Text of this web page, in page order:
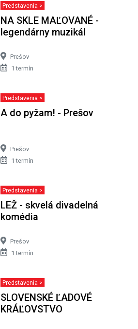
Predstavenia >
NA SKLE MAĽOVANÉ -
legendárny muzikál
Prešov
1 termín
Predstavenia >
A do pyžam! - Prešov
Prešov
1 termín
Predstavenia >
LEŽ - skvelá divadelná
komédia
Prešov
1 termín
Predstavenia >
SLOVENSKÉ ĽADOVÉ
KRÁĽOVSTVO